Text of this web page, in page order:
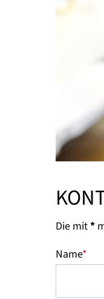
Die mit*
Name*